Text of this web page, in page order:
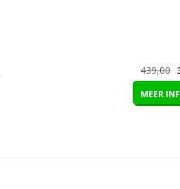
439,00
MEER